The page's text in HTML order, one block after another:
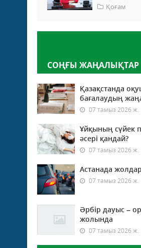
Қоғам
СОҢҒЫ ЖАҢАЛЫҚТАР
Қазақстанда
бағалаудың
07 тамыз 2026 ж.
Ұйқының сүйек
әсері қандай?
07 тамыз 2026 ж.
Астанада
07 тамыз 2026 ж.
Әрбір дауыс –
жолында
07 тамыз 2026 ж.